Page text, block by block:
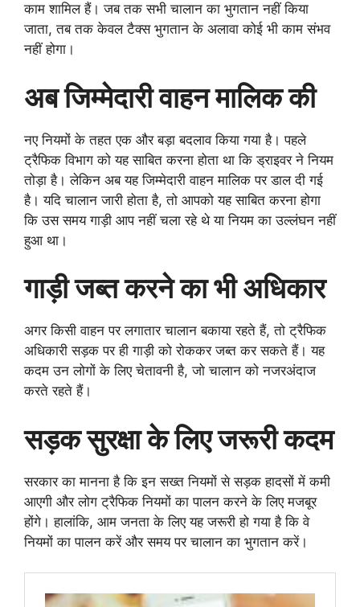
काम शामिल हैं। जब तक सभी चालान का भुगतान नहीं किया
जाता, तब तक केवल टैक्स भुगतान के अलावा कोई भी काम संभव
नहीं होगा।
अब जिम्मेदारी वाहन मालिक की
नए नियमों के तहत एक और बड़ा बदलाव किया गया है। पहले
ट्रैफिक विभाग को यह साबित करना होता था कि ड्राइवर ने नियम
तोड़ा है। लेकिन अब यह जिम्मेदारी वाहन मालिक पर डाल दी गई
है। यदि चालान जारी होता है, तो आपको यह साबित करना होगा
कि उस समय गाड़ी आप नहीं चला रहे थे या नियम का उल्लंघन नहीं
हुआ था।
गाड़ी जब्त करने का भी अधिकार
अगर किसी वाहन पर लगातार चालान बकाया रहते हैं, तो ट्रैफिक
अधिकारी सड़क पर ही गाड़ी को रोककर जब्त कर सकते हैं। यह
कदम उन लोगों के लिए चेतावनी है, जो चालान को नजरअंदाज
करते रहते हैं।
सड़क सुरक्षा के लिए जरूरी कदम
सरकार का मानना है कि इन सख्त नियमों से सड़क हादसों में कमी
आएगी और लोग ट्रैफिक नियमों का पालन करने के लिए मजबूर
होंगे। हालांकि, आम जनता के लिए यह जरूरी हो गया है कि वे
नियमों का पालन करें और समय पर चालान का भुगतान करें।